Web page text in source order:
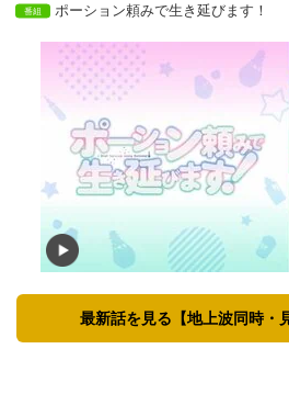
ポーション頼みで生き延びます！
最新話を見る【地上波同時・